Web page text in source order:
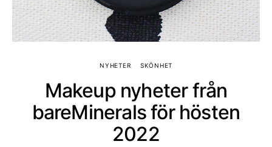
NYHETER SKÖNHET
Makeup nyheter från
bareMinerals för hösten
2022